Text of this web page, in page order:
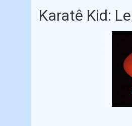
Karatê Kid: